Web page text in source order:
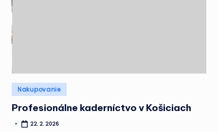
Posted
in
Nakupovanie
Profesionálne kaderníctvo v Košiciach
Posted 22. 2. 2026